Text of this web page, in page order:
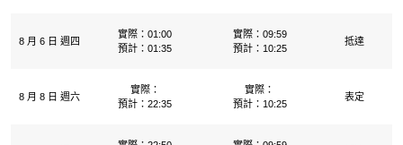
8 月 6 日 週四
實際：01:00
預計：01:35
實際：09:59
預計：10:25
抵達
8 月 8 日 週六
實際：
預計：22:35
實際：
預計：10:25
表定